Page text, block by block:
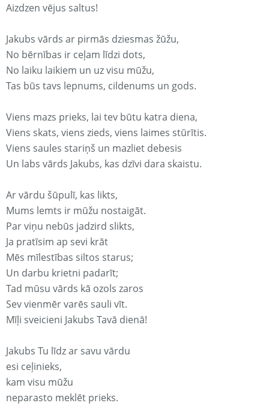
Aizdzen vējus saltus!
Jakubs vārds ar pirmās dziesmas žūžu,
No bērnības ir ceļam līdzi dots,
No laiku laikiem un uz visu mūžu,
Tas būs tavs lepnums, cildenums un gods.
Viens mazs prieks, lai tev būtu katra diena,
Viens skats, viens zieds, viens laimes stūrītis.
Viens saules stariņš un mazliet debesis
Un labs vārds Jakubs, kas dzīvi dara skaistu.
Ar vārdu šūpulī, kas likts,
Mums lemts ir mūžu nostaigāt.
Par viņu nebūs jadzird slikts,
Ja pratīsim ap sevi krāt
Mēs mīlestības siltos starus;
Un darbu krietni padarīt;
Tad mūsu vārds kā ozols zaros
Sev vienmēr varēs sauli vīt.
Mīļi sveicieni Jakubs Tavā dienā!
Jakubs Tu līdz ar savu vārdu
esi ceļinieks,
kam visu mūžu
neparasto meklēt prieks.